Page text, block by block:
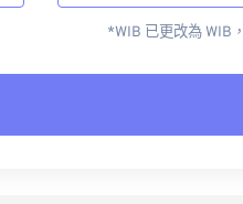
*WIB 已更改為 WIB